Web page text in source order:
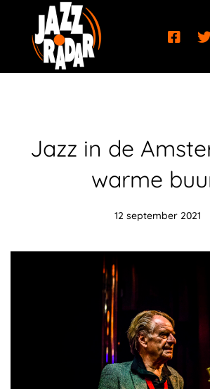
Jazz in de
warme
12 september 2021